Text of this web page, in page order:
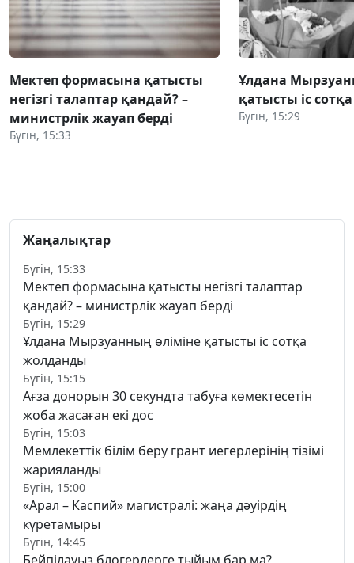
Мектеп формасына қатысты
негізгі талаптар қандай? –
министрлік жауап берді
Бүгін, 15:33
Ұлдана
қатысты іс
Бүгін, 15:29
Жаңалықтар
Бүгін, 15:33
Мектеп формасына қатысты негізгі талаптар
қандай? – министрлік жауап берді
Бүгін, 15:29
Ұлдана Мырзуанның өліміне қатысты іс сотқа
жолданды
Бүгін, 15:15
Ағза донорын 30 секундта табуға көмектесетін
жоба жасаған екі дос
Бүгін, 15:03
Мемлекеттік білім беру грант иегерлерінің тізімі
жарияланды
Бүгін, 15:00
«Арал – Каспий» магистралі: жаңа дәуірдің
күретамыры
Бүгін, 14:45